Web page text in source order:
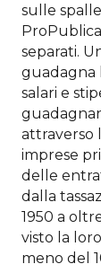
sulle
separati.
guadagna
salari e
attraverso
imprese
delle
dalla
1950 a
visto la
meno del